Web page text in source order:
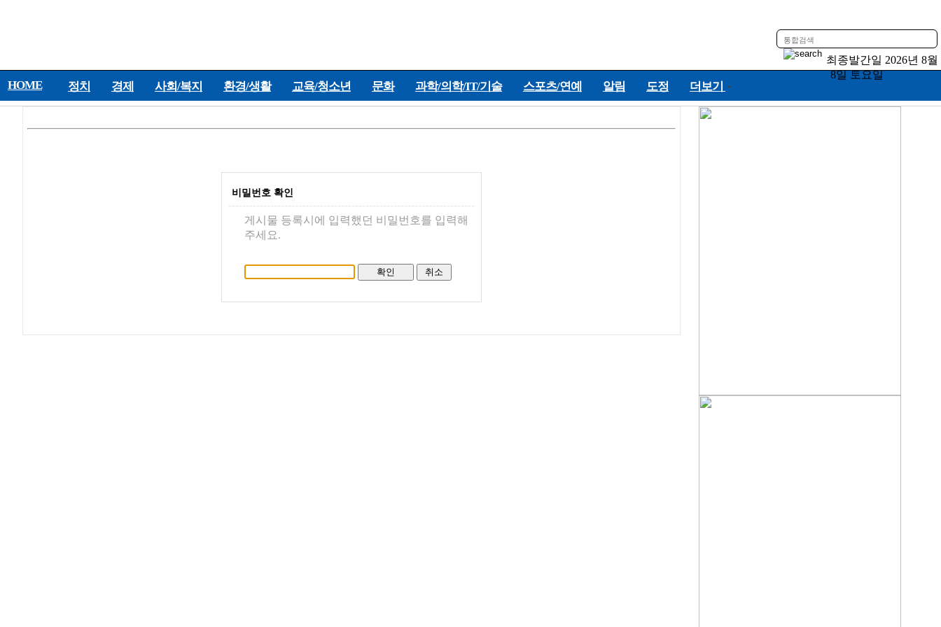
최종발간일 2026년 8월
8일 토요일
HOME 정치 경제 사회/복지 환경/생활 교육/청소년 문화 과학/의학/IT/기술 스포츠/연예 알림 도정 더보기
비밀번호 확인
게시물 등록시에 입력했던 비밀번호를 입력해
주세요.